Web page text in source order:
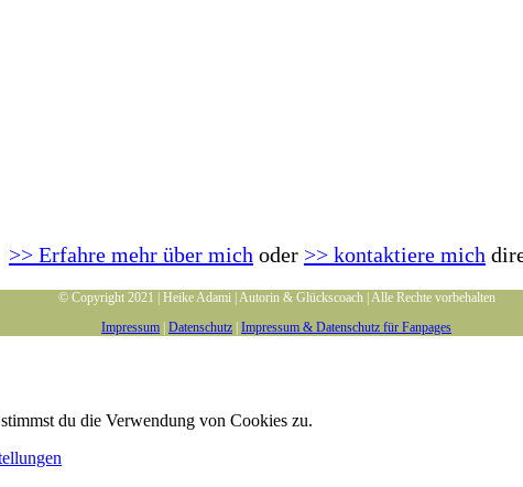
>> Erfahre mehr über mich oder >> kontaktiere mich
© Copyright 2021 | Heike Adami | Autorin & Glückscoach | Alle Rechte vorbehalten
Impressum Datenschutz Impressum & Datenschutz für Fanpages
du die Verwendung von Cookies zu.